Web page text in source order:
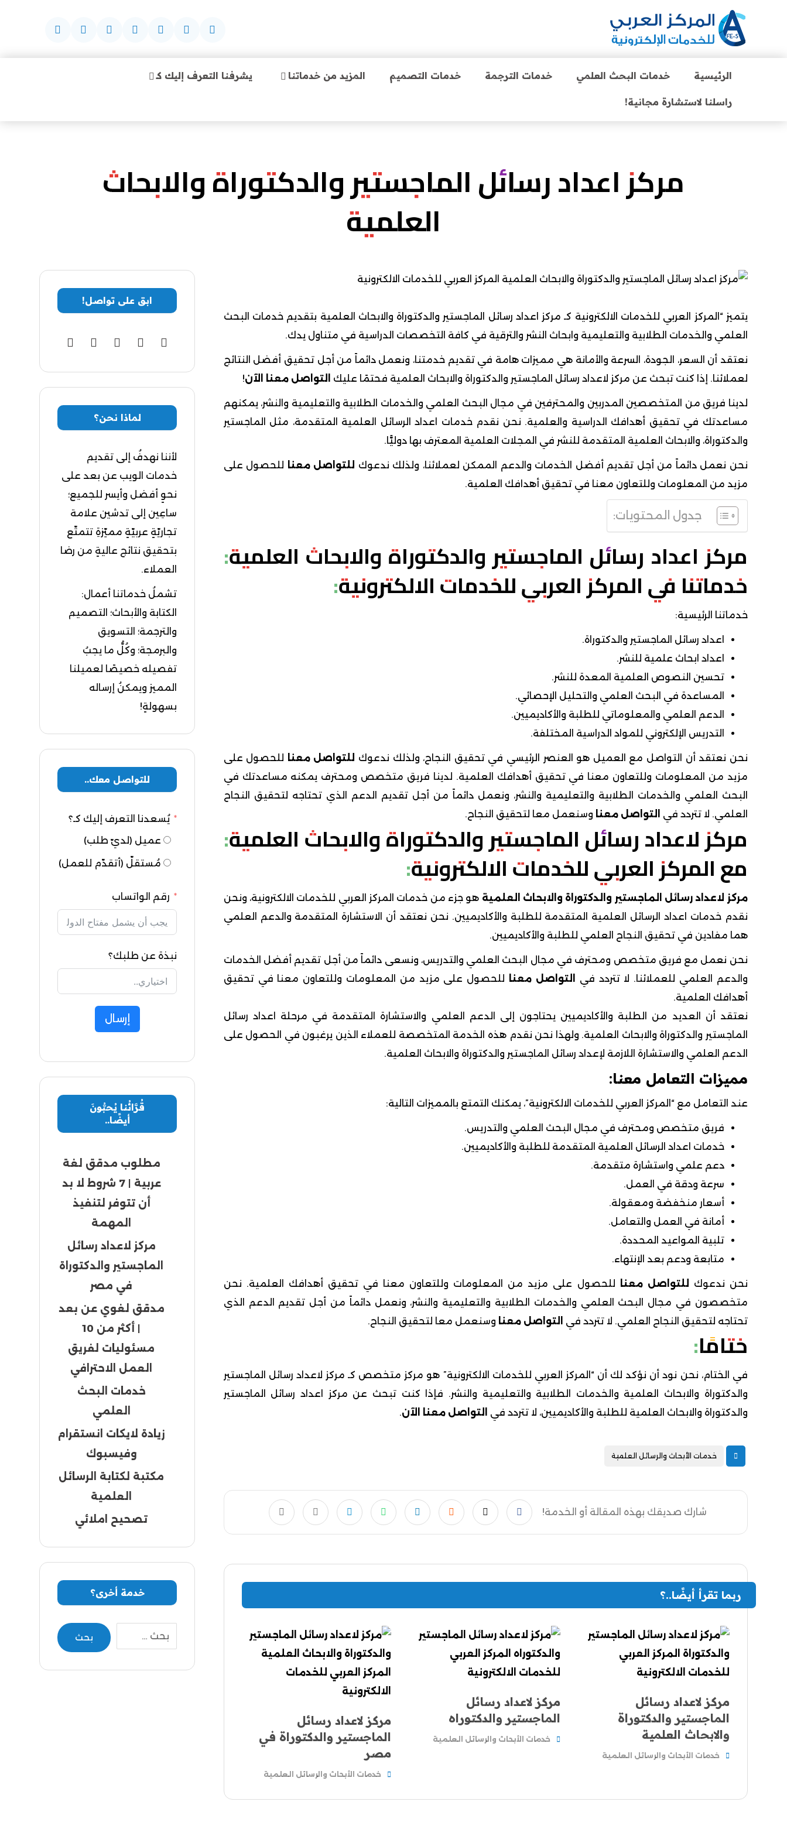
الرئيسية خدمات البحث العلمي خدمات الترجمة خدمات التصميم المزيد من خدماتنا يشرفنا التعرف إليك كـ
راسلنا لاستشارة مجانية!
مركز اعداد رسائل الماجستير والدكتوراة والابحاث
العلمية
يتميز “المركز العربي للخدمات الالكترونية كـ مركز اعداد رسائل الماجستير والدكتوراة والابحاث العلمية بتقديم خدمات البحث
العلمي والخدمات الطلابية والتعليمية وابحاث النشر والترقية في كافة التخصصات الدراسية في متناول يدك.
نعتقد أن السعر، الجودة، السرعة والأمانة هي مميزات هامة في تقديم خدمتنا، ونعمل دائماً من أجل تحقيق أفضل النتائج
لعملائنا. إذا كنت تبحث عن مركز لاعداد رسائل الماجستير والدكتوراة والابحاث العلمية فحتمًا عليك
التواصل معنا الآن!
لدينا فريق من المتخصصين المدربين والمحترفين في مجال البحث العلمي والخدمات الطلابية والتعليمية والنشر، يمكنهم
مساعدتك في تحقيق أهدافك الدراسية والعلمية. نحن نقدم خدمات اعداد الرسائل العلمية المتقدمة، مثل الماجستير
والدكتوراة، والابحاث العلمية المتقدمة للنشر في المجلات العلمية المعترف بها دوليًّا.
نحن نعمل دائماً من أجل تقديم أفضل الخدمات والدعم الممكن لعملائنا، ولذلك ندعوك للتواصل معنا للحصول على
مزيد من المعلومات وللتعاون معنا في تحقيق أهدافك العلمية.
جدول المحتويات:
مركز اعداد رسائل الماجستير والدكتوراة والابحاث العلمية:
خدماتنا في المركز العربي للخدمات الالكترونية:
خدماتنا الرئيسية:
اعداد رسائل الماجستير والدكتوراة.
اعداد ابحاث علمية للنشر.
تحسين النصوص العلمية المعدة للنشر.
المساعدة في البحث العلمي والتحليل الإحصائي.
الدعم العلمي والمعلوماتي للطلبة والأكاديميين.
التدريس الإلكتروني للمواد الدراسية المختلفة.
نحن نعتقد أن التواصل مع العميل هو العنصر الرئيسي في تحقيق النجاح، ولذلك ندعوك للتواصل معنا للحصول على
مزيد من المعلومات وللتعاون معنا في تحقيق أهدافك العلمية. لدينا فريق متخصص ومحترف يمكنه مساعدتك في
البحث العلمي والخدمات الطلابية والتعليمية والنشر، ونعمل دائماً من أجل تقديم الدعم الذي تحتاجه لتحقيق النجاح
العلمي. لا تتردد في
التواصل معنا وسنعمل معا لتحقيق النجاح.
مركز لاعداد رسائل الماجستير والدكتوراة والابحاث العلمية:
مع المركز العربي للخدمات الالكترونية:
مركز لاعداد رسائل الماجستير والدكتوراة والابحاث العلمية هو جزء من خدمات المركز العربي للخدمات الالكترونية، ونحن
نقدم خدمات اعداد الرسائل العلمية المتقدمة للطلبة والأكاديميين. نحن نعتقد أن الاستشارة المتقدمة والدعم العلمي
هما مفادين في تحقيق النجاح العلمي للطلبة والأكاديميين.
نحن نعمل مع فريق متخصص ومحترف في مجال البحث العلمي والتدريس، ونسعى دائماً من أجل تقديم أفضل الخدمات
والدعم العلمي للعملائنا. لا تتردد في
التواصل معنا
للحصول على مزيد من المعلومات وللتعاون معنا في تحقيق
أهدافك العلمية.
نعتقد أن العديد من الطلبة والأكاديميين يحتاجون إلى الدعم العلمي والاستشارة المتقدمة في مرحلة اعداد رسائل
الماجستير والدكتوراة والابحاث العلمية. ولهذا نحن نقدم هذه الخدمة المتخصصة للعملاء الذين يرغبون في الحصول على
الدعم العلمي والاستشارة اللازمة لإعداد رسائل الماجستير والدكتوراة والابحاث العلمية.
مميزات التعامل معنا:
عند التعامل مع “المركز العربي للخدمات الالكترونية”، يمكنك التمتع بالمميزات التالية:
فريق متخصص ومحترف في مجال البحث العلمي والتدريس.
خدمات اعداد الرسائل العلمية المتقدمة للطلبة والأكاديميين.
دعم علمي واستشارة متقدمة.
سرعة ودقة في العمل.
أسعار منخفضة ومعقولة.
أمانة في العمل والتعامل.
تلبية المواعيد المحددة.
متابعة ودعم بعد الإنتهاء.
نحن ندعوك للتواصل معنا
للحصول على مزيد من المعلومات وللتعاون معنا في تحقيق أهدافك العلمية. نحن
متخصصون في مجال البحث العلمي والخدمات الطلابية والتعليمية والنشر، ونعمل دائماً من أجل تقديم الدعم الذي
تحتاجه لتحقيق النجاح العلمي. لا تتردد في
التواصل معنا وسنعمل معا لتحقيق النجاح.
ختامًا:
في الختام، نحن نود أن نؤكد لك أن “المركز العربي للخدمات الالكترونية” هو مركز متخصص كـ مركز لاعداد رسائل الماجستير
والدكتوراة والابحاث العلمية والخدمات الطلابية والتعليمية والنشر. فإذا كنت تبحث عن مركز اعداد رسائل الماجستير
والدكتوراة والابحاث العلمية للطلبة والأكاديميين، لا تتردد في
التواصل معنا الآن.
خدمات الأبحاث والرسائل العلمية
ربما تقرأ أيضًا..؟
مركز لاعداد رسائل
الماجستير والدكتوراة
والابحاث العلمية
خدمات الأبحاث والرسائل العلمية
مركز لاعداد رسائل
الماجستير والدكتوراه
خدمات الأبحاث والرسائل العلمية
مركز لاعداد رسائل
الماجستير والدكتوراة في
مصر
خدمات الأبحاث والرسائل العلمية
ابق على تواصل!
لماذا نحن؟
لأننا نهدفُ إلى تقديم
خدمات الويب عن بعد على
نحوٍ أفضل وأيسر للجميع؛
ساعِين إلى تدشين علامة
تجاريّةٍ عربيّةٍ مميّزةِ تتمتّع
بتحقيق نتائج عاليةٍ من رضا
العملاء.
تشملُ خدماتنا أعمال:
الكتابة والأبحاث؛ التصميم
والترجمة؛ التسويق
والبرمجة؛ وكُلُّ ما يجبُ
تفصيله خصيصًا لعميلنا
المميز ويمكنُ إرساله
بسهولةٍ!
للتواصل معك..
يُسعدنا التعرف إليك كـ؟
عميل (لديّ طلب)
مُستقلّ (أتقدّم للعمل)
رقم الواتساب
نبذة عن طلبك؟
إرسال
قُرَّائُنا يُحبُّونَ
أيضًا..
مطلوب مدقق لغة
عربية | 7 شروط لا بد
أن تتوفر لتنفيذ
المهمة
مركز لاعداد رسائل
الماجستير والدكتوراة
في مصر
مدقق لغوي عن بعد
| أكثر من 10
مسئوليات لفريق
العمل الاحترافي
خدمات البحث
العلمي
زيادة لايكات انستقرام
وفيسبوك
مكتبة لكتابة الرسائل
العلمية
تصحيح املائي
خدمة أخرى؟